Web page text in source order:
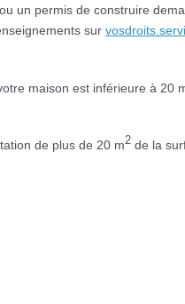
un permis de construire
sur
maison est inférieure à 20
de plus de 20 m2 de la